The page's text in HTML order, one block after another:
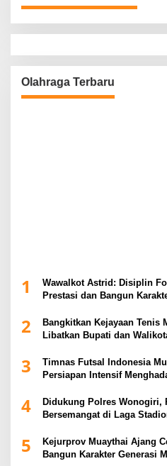
Olahraga Terbaru
1
Wawalkot Astrid: Disiplin
Prestasi dan Bangun
2
Bangkitkan Kejayaan Tenis
Libatkan Bupati dan
3
Timnas Futsal Indonesia
Persiapan Intensif
4
Didukung Polres Wonogiri,
Bersemangat di Laga
5
Kejurprov Muaythai Ajang
Bangun Karakter Generasi